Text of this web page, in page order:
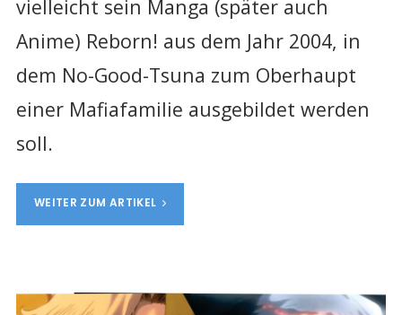
vielleicht sein Manga (später auch
Anime) Reborn! aus dem Jahr 2004, in
dem No-Good-Tsuna zum Oberhaupt
einer Mafiafamilie ausgebildet werden
soll.
WEITER ZUM ARTIKEL